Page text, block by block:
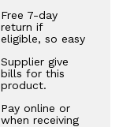
Free 7-day
return if
eligible, so easy
Supplier give
bills for this
product.
Pay online or
when receiving